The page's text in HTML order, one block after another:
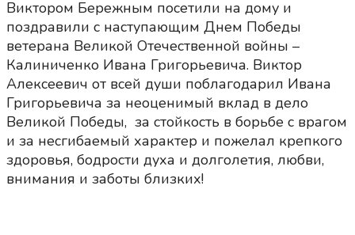
Виктором Бережным посетили на дому и
поздравили с наступающим Днем Победы
ветерана Великой Отечественной войны –
Калиниченко Ивана Григорьевича. Виктор
Алексеевич от всей души поблагодарил Ивана
Григорьевича за неоценимый вклад в дело
Великой Победы, ​ за стойкость в борьбе с врагом
и за несгибаемый характер и пожелал крепкого
здоровья, бодрости духа и долголетия, любви,
внимания и заботы близких!